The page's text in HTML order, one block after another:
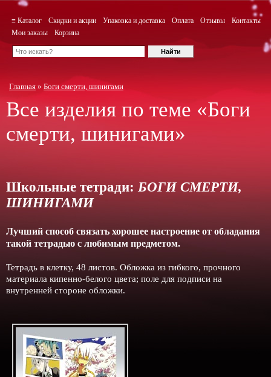
≡ Каталог Скидки и акции Упаковка и доставка Оплата Отзывы
Контакты
Мои заказы
Корзина
Главная » Боги смерти, шинигами
Все изделия по теме «Боги
смерти, шинигами»
Школьные тетради: БОГИ СМЕРТИ,
ШИНИГАМИ
Лучший способ связать хорошее настроение от обладания
такой тетрадью c любимым предметом.
Тетрадь в клетку, 48 листов. Обложка из гибкого, прочного
материала кипенно-белого цвета; поле для подписи на
внутренней стороне обложки.